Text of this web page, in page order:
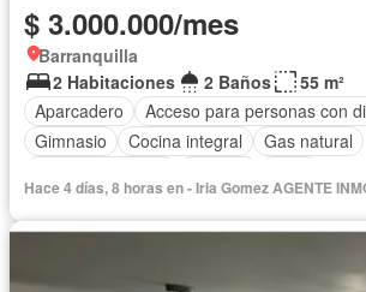
$ 3.000.000/mes
Barranquilla
2 Habitaciones
2 Baños
55 m²
Aparcadero
Acceso para personas con
Gimnasio
Cocina integral
Gas natural
Hace 4 días, 8 horas en - Iria Gomez AGENTE